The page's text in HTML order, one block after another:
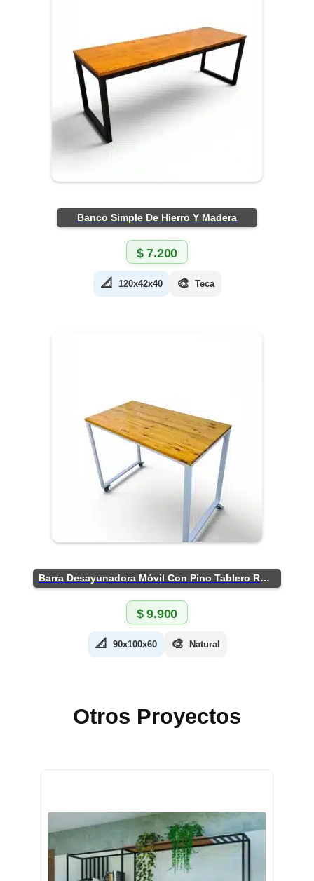
Banco Simple De Hierro Y Madera
$7.200
📐 120x42x40 🎨 Teca
Barra Desayunadora Móvil Con Pino Tablero Rústico
$9.900
📐 90x100x60 🎨 Natural
Otros Proyectos